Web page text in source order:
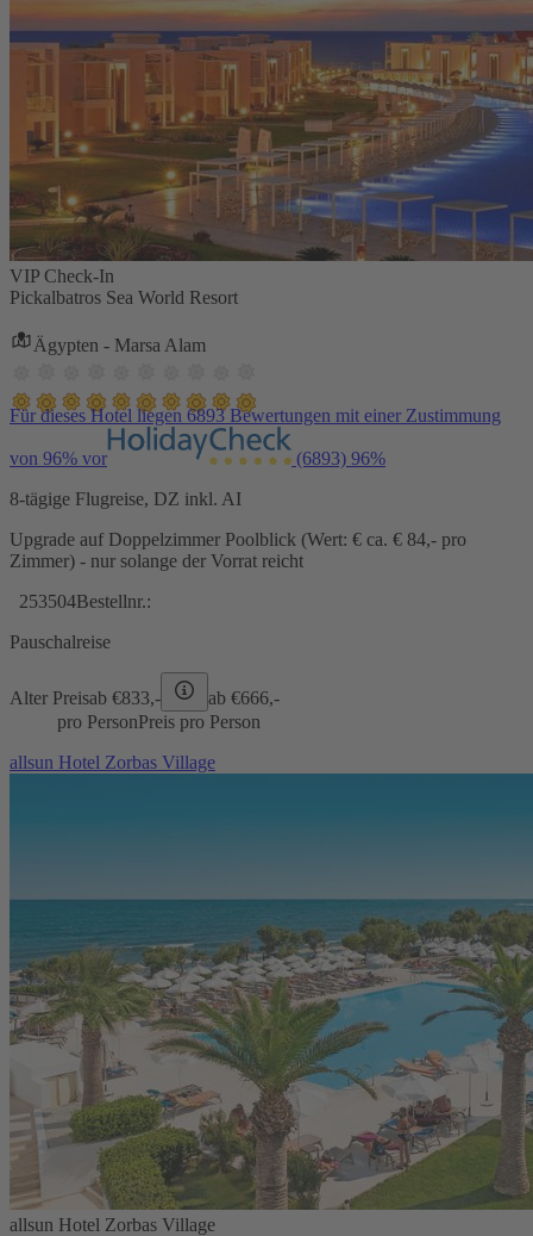
VIP Check-In
Pickalbatros Sea World Resort
Ägypten - Marsa Alam
Für dieses Hotel liegen 6893 Bewertungen mit einer Zustimmung
von 96% vor (6893) 96%
8-tägige Flugreise, DZ inkl. AI
Upgrade auf Doppelzimmer Poolblick (Wert: € ca. € 84,- pro
Zimmer) - nur solange der Vorrat reicht
253504Bestellnr.:
Pauschalreise
Alter Preisab €833,- ab €666,-
pro PersonPreis pro Person
allsun Hotel Zorbas Village
allsun Hotel Zorbas Village